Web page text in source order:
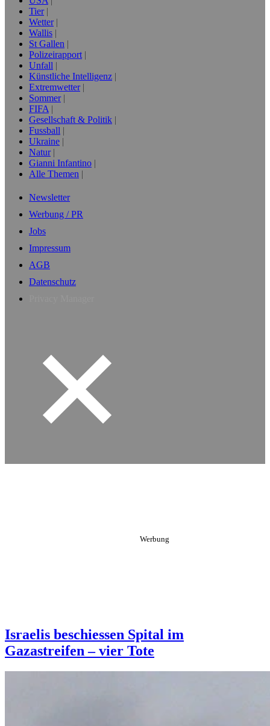
Tier
Wetter
Wallis
St Gallen
Polizeirapport
Unfall
Künstliche Intelligenz
Extremwetter
Sommer
FIFA
Gesellschaft & Politik
Fussball
Ukraine
Natur
Gianni Infantino
Alle Themen
Newsletter
Werbung / PR
Jobs
Impressum
AGB
Datenschutz
Israelis beschiessen Spital im
Gazastreifen – vier Tote